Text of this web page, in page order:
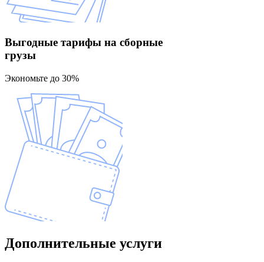
Выгодные тарифы на сборные
грузы
Экономьте до 30%
Дополнительные услуги